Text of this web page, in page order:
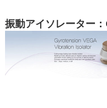
振動アイソレーター